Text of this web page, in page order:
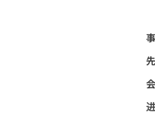
事
先
会
进